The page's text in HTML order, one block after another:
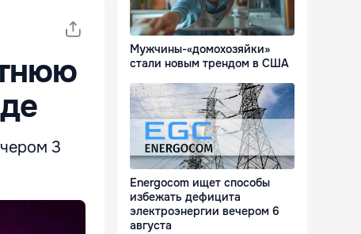
3
Мужчины-«домохозяйки»
стали новым трендом в США
Energocom ищет способы
избежать дефицита
электроэнергии вечером 6
августа